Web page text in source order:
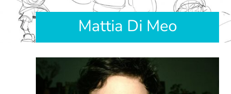
Mattia Di Meo